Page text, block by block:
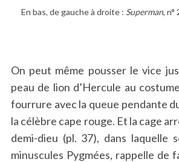
En bas, de gauche à droite : Superman, n°
On peut même pousser le vice
peau de lion d’Hercule au
fourrure avec la queue pendante
la célèbre cape rouge. Et la cage
demi-dieu (pl. 37), dans laquelle
minuscules Pygmées, rappelle de